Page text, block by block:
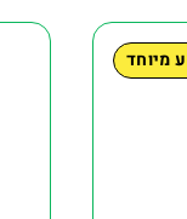
מיוחד